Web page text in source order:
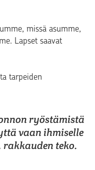
missä asumme,
Lapset saavat
tarpeiden
ryöstämistä
vaan ihmiselle
teko.